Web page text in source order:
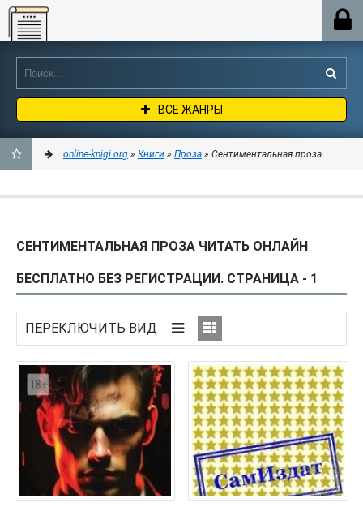
Online-knigi.org
ВСЕ ЖАНРЫ
ЗАКЛАДКИ
online-knigi.org » Книги » Проза » Сентиментальная проза
СЕНТИМЕНТАЛЬНАЯ ПРОЗА ЧИТАТЬ ОНЛАЙН
БЕСПЛАТНО БЕЗ РЕГИСТРАЦИИ. СТРАНИЦА - 1